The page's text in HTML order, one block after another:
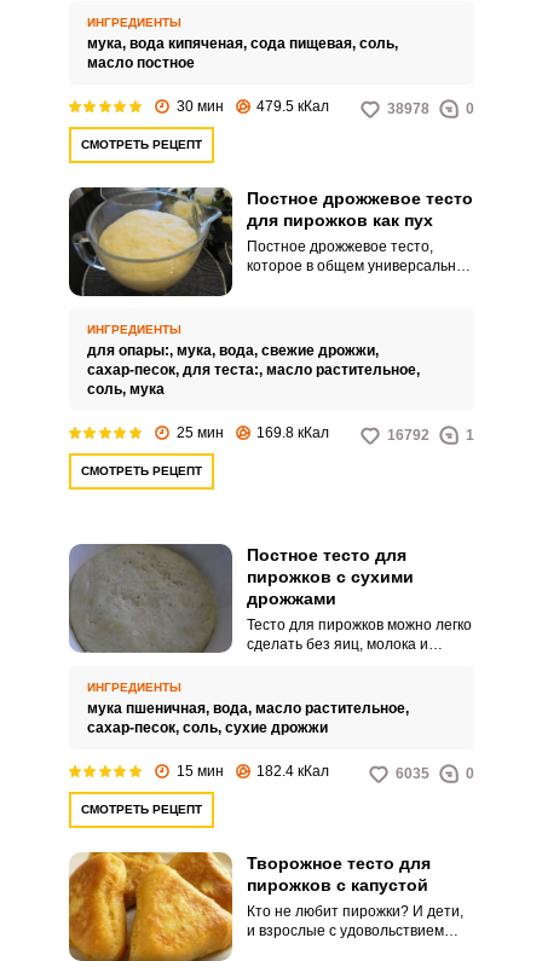
поделимся им с вами.
ИНГРЕДИЕНТЫ
мука, вода кипяченая, сода пищевая, соль,
масло постное
30 мин 479.5 кКал 38978 0
СМОТРЕТЬ РЕЦЕПТ
Постное дрожжевое тесто
для пирожков как пух
Постное дрожжевое тесто,
которое в общем универсально,
опарным методом.
ИНГРЕДИЕНТЫ
для опары:, мука, вода, свежие дрожжи,
сахар-песок, для теста:, масло растительное,
соль, мука
25 мин 169.8 кКал 16792 1
СМОТРЕТЬ РЕЦЕПТ
Постное тесто для
пирожков с сухими
дрожжами
Тесто для пирожков можно легко
сделать без яиц, молока и
– нужно только подобрать
любимую овощную или
ИНГРЕДИЕНТЫ
мука пшеничная, вода, масло растительное,
сахар-песок, соль, сухие дрожжи
15 мин 182.4 кКал 6035 0
СМОТРЕТЬ РЕЦЕПТ
Творожное тесто для
пирожков с капустой
Кто не любит пирожки? И дети,
и взрослые с удовольствием